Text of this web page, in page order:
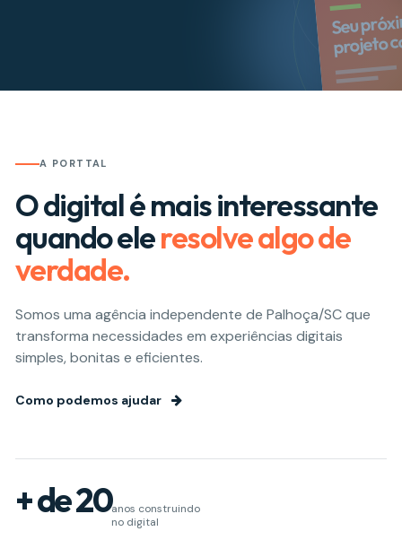
Seu
projeto
A PORTTAL
O digital é mais interessante
quando eleresolve algo de
verdade.
Somos uma agência independente de Palhoça/SC que
transforma necessidades em experiências digitais
simples, bonitas e eficientes.
Como podemos ajudar
+ de 20anos construindo
no digital